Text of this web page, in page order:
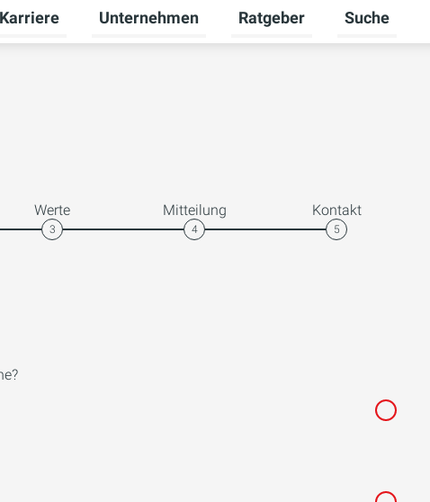
umschaltenfür Gewerbekunden umschalten
Karriere
Untermenü für Karriere umschalten
Unternehmen
Untermenü für
Ratgeber
Untermenü
Suche
Werte
3
Mitteilung
4
Kontakt
5